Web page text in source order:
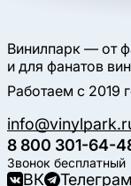
Винилпарк — от
и для фанатов
Работаем с 2019
8 800 301-64-
Звонок бесплатный
ВК Телеграм